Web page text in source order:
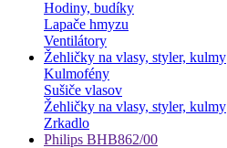
Hodiny, budíky
Lapače hmyzu
Ventilátory
Žehličky na vlasy, styler, kulmy
Kulmofény
Sušiče vlasov
Žehličky na vlasy, styler, kulmy
Zrkadlo
Philips BHB862/00